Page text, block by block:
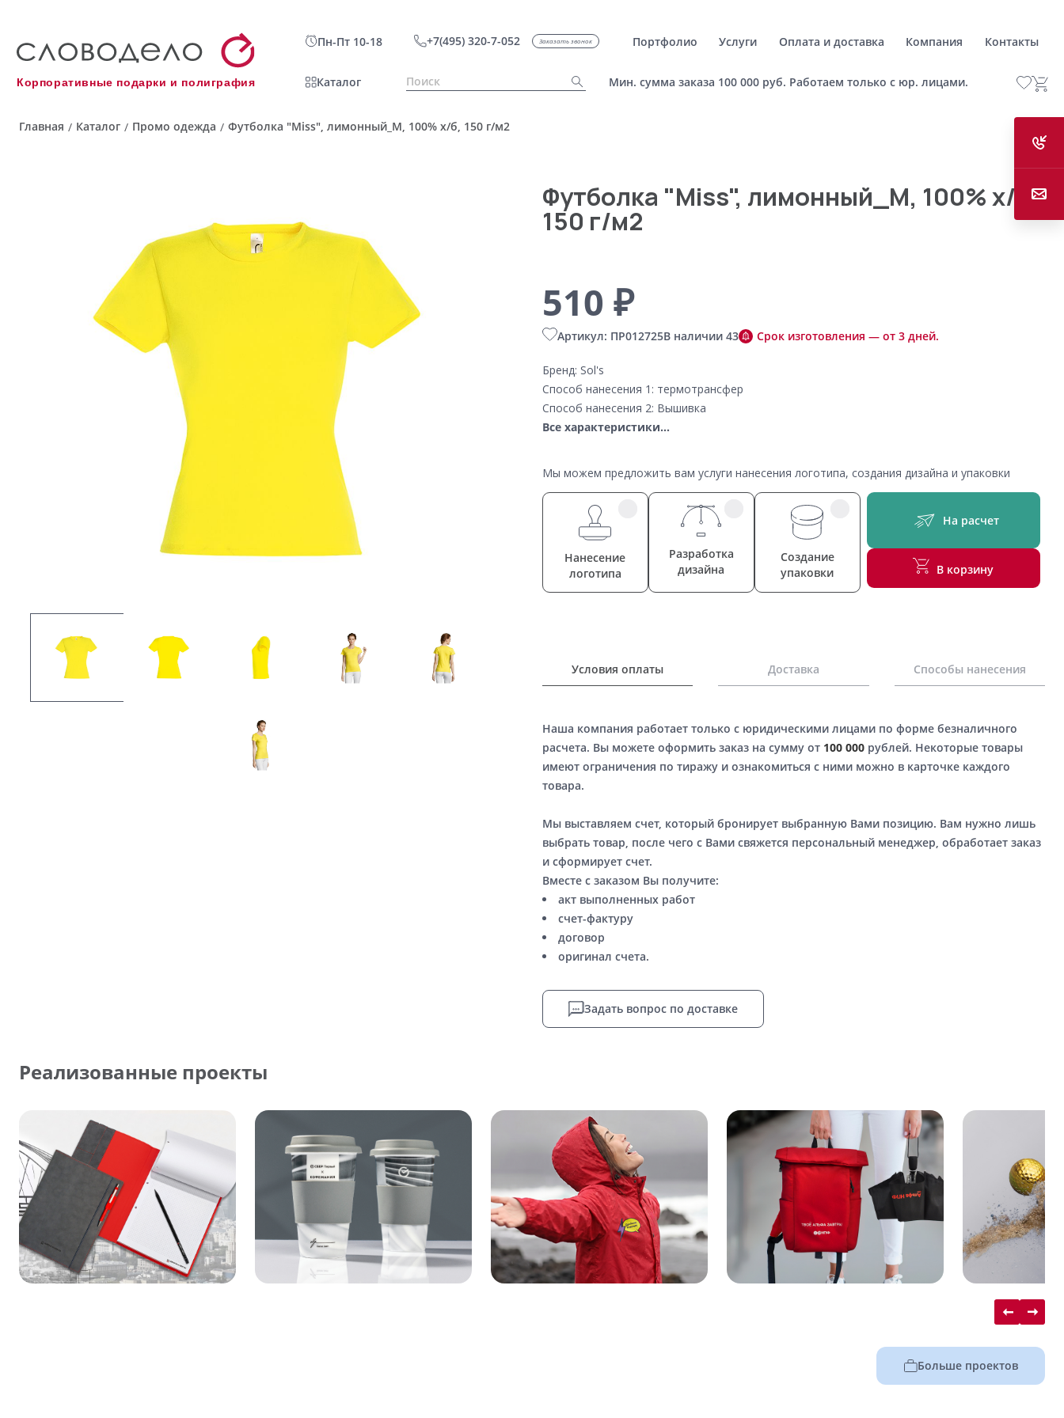
Корпоративные подарки и полиграфия
Пн-Пт 10-18 +7(495) 320-7-052 Заказать звонок Портфолио Услуги Оплата и доставка Компания Контакты
Каталог Мин. сумма заказа 100 000 руб. Работаем только с юр. лицами.
Главная / Каталог / Промо одежда / Футболка "Miss", лимонный_M, 100% х/б, 150 г/м2
Футболка "Miss", лимонный_M, 100% х/б,
150 г/м2
510 ₽
Артикул: ПР012725В наличии 43 Срок изготовления — от 3 дней.
Бренд: Sol's
Способ нанесения 1: термотрансфер
Способ нанесения 2: Вышивка
Все характеристики...
Мы можем предложить вам услуги нанесения логотипа, создания дизайна и упаковки
Нанесение
логотипа
Разработка
дизайна
Создание
упаковки
На расчет
В корзину
Условия оплаты Доставка Способы нанесения
Наша компания работает только с юридическими лицами по форме безналичного
расчета. Вы можете оформить заказ на сумму от 100 000рублей. Некоторые товары
имеют ограничения по тиражу и ознакомиться с ними можно в карточке каждого
товара.
Мы выставляем счет, который бронирует выбранную Вами позицию. Вам нужно лишь
выбрать товар, после чего с Вами свяжется персональный менеджер, обработает заказ
и сформирует счет.
Вместе с заказом Вы получите:
акт выполненных работ
счет-фактуру
договор
оригинал счета.
Задать вопрос по доставке
Реализованные проекты
Больше проектов